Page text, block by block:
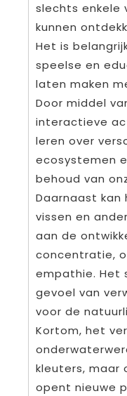
slechts enkele
kunnen
Het is
speelse en
laten maken
Door middel
interactieve
leren over
ecosystemen
behoud van
Daarnaast kan
vissen en
aan de
concentratie,
empathie. Het
gevoel van
voor de
Kortom, het
kleuters, maar
opent nieuwe